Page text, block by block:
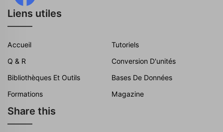
Liens utiles
Accueil
Tutoriels
Q & R
Conversion D'unités
Bibliothèques Et Outils
Bases De Données
Formations
Magazine
Share this